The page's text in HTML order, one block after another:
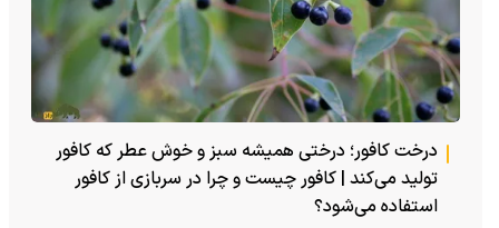
درخت کافور؛ درختی همیشه سبز و خوش عطر که کافور
تولید می‌کند | کافور چیست و چرا در سربازی از کافور
استفاده می‌شود؟